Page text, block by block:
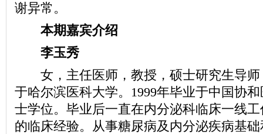
谢异常。
本期嘉宾介绍
李玉秀
女，主任医师，教授，硕士研究生导师
于哈尔滨医科大学。1999年毕业于中国协
士学位。毕业后一直在内分泌科临床一线
的临床经验。从事糖尿病及内分泌疾病基